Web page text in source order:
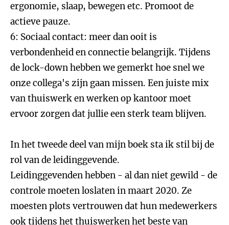
ergonomie, slaap, bewegen etc. Promoot de
actieve pauze.
6: Sociaal contact: meer dan ooit is
verbondenheid en connectie belangrijk. Tijdens
de lock-down hebben we gemerkt hoe snel we
onze collega's zijn gaan missen. Een juiste mix
van thuiswerk en werken op kantoor moet
ervoor zorgen dat jullie een sterk team blijven.
In het tweede deel van mijn boek sta ik stil bij de
rol van de leidinggevende.
Leidinggevenden hebben - al dan niet gewild - de
controle moeten loslaten in maart 2020. Ze
moesten plots vertrouwen dat hun medewerkers
ook tijdens het thuiswerken het beste van